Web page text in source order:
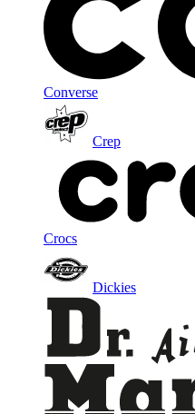
Converse
Crep
Crocs
Dickies